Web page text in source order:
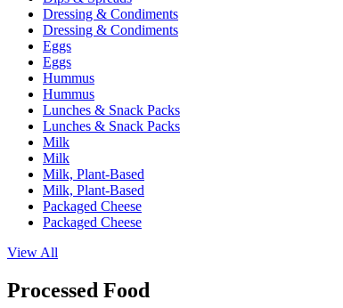
Dressing & Condiments
Dressing & Condiments
Eggs
Eggs
Hummus
Hummus
Lunches & Snack Packs
Lunches & Snack Packs
Milk
Milk
Milk, Plant-Based
Milk, Plant-Based
Packaged Cheese
Packaged Cheese
View All
Processed Food